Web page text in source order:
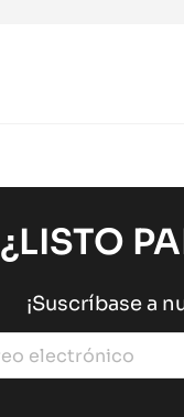
¿LISTO
¡Suscríbase a